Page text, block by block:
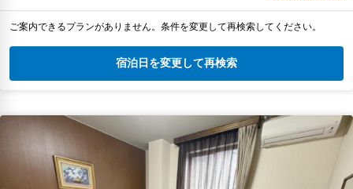
ご案内できるプランがありません。条件を変更して再検索してください。
宿泊日を変更して再検索